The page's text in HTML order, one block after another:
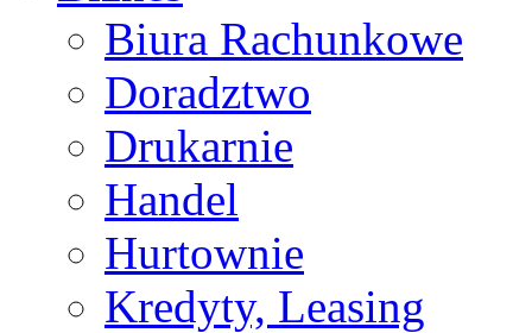
Biura Rachunkowe
Doradztwo
Drukarnie
Handel
Hurtownie
Kredyty, Leasing